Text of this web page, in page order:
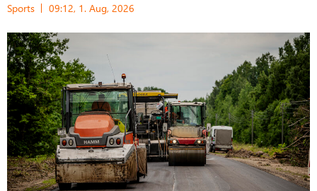
Sports 09:12, 1. Aug, 2026